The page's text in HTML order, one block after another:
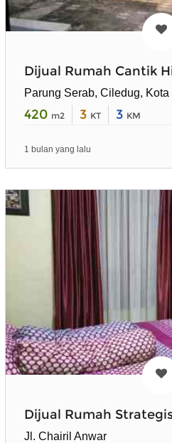
Dijual Rumah Cantik
Parung Serab, Ciledug,
420 m2 3 KT 3 KM
1 bulan yang lalu
Dijual Rumah
Jl. Chairil Anwar